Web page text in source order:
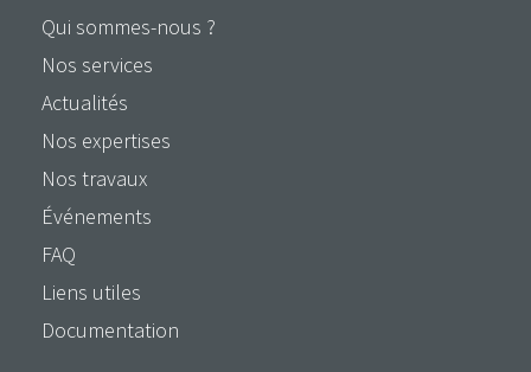
Qui sommes-nous ?
Nos services
Actualités
Nos expertises
Nos travaux
Événements
FAQ
Liens utiles
Documentation